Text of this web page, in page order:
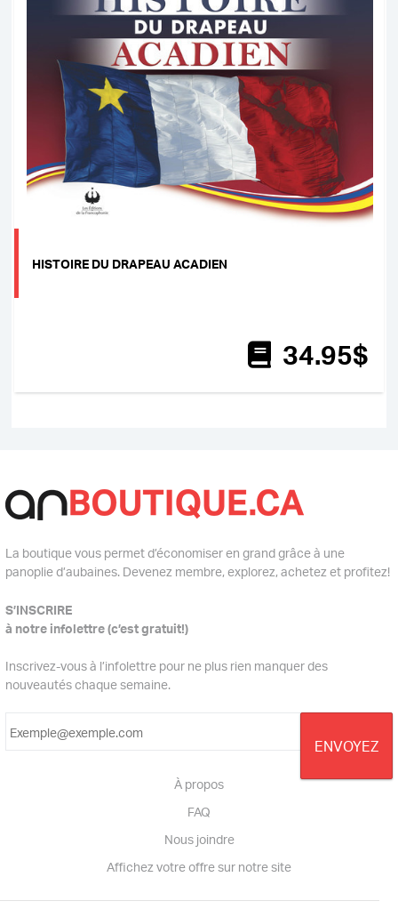
HISTOIRE DU DRAPEAU ACADIEN
34.95$
La boutique vous permet d’économiser en grand grâce à une
panoplie d’aubaines. Devenez membre, explorez, achetez et profitez!
S’INSCRIRE
à notre infolettre (c’est gratuit!)
Inscrivez-vous à l’infolettre pour ne plus rien manquer des
nouveautés chaque semaine.
À propos
FAQ
Nous joindre
Affichez votre offre sur notre site